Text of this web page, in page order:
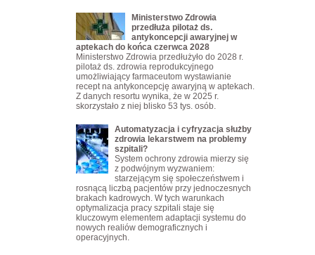
Ministerstwo Zdrowia
przedłuża pilotaż ds.
antykoncepcji awaryjnej w
aptekach do końca czerwca 2028
Ministerstwo Zdrowia przedłużyło do 2028 r.
pilotaż ds. zdrowia reprodukcyjnego
umożliwiający farmaceutom wystawianie
recept na antykoncepcję awaryjną w aptekach.
Z danych resortu wynika, że w 2025 r.
skorzystało z niej blisko 53 tys. osób.
Automatyzacja i cyfryzacja służby
zdrowia lekarstwem na problemy
szpitali?
System ochrony zdrowia mierzy się
z podwójnym wyzwaniem:
starzejącym się społeczeństwem i
rosnącą liczbą pacjentów przy jednoczesnych
brakach kadrowych. W tych warunkach
optymalizacja pracy szpitali staje się
kluczowym elementem adaptacji systemu do
nowych realiów demograficznych i
operacyjnych.